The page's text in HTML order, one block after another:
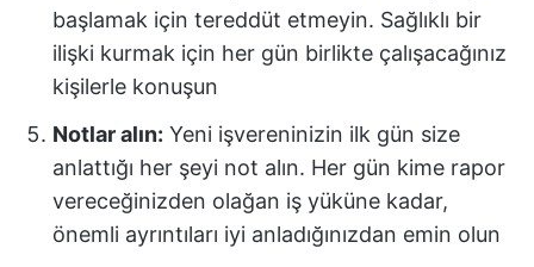
başlamak için tereddüt etmeyin. Sağlıklı bir
ilişki kurmak için her gün birlikte çalışacağınız
kişilerle konuşun
Notlar alın: Yeni işvereninizin ilk gün size
anlattığı her şeyi not alın. Her gün kime rapor
vereceğinizden olağan iş yüküne kadar,
önemli ayrıntıları iyi anladığınızdan emin olun